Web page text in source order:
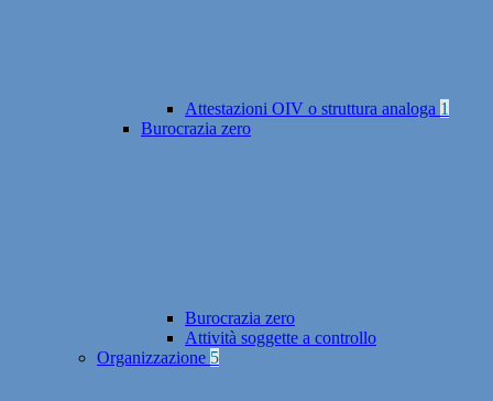
Attestazioni OIV o struttura analoga 1
Burocrazia zero
Burocrazia zero
Attività soggette a controllo
Organizzazione 5